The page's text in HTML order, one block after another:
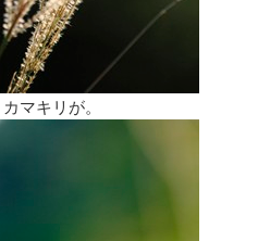
マキリが。